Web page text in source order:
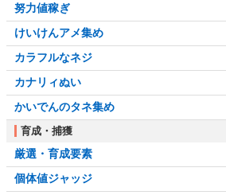
努力値稼ぎ
けいけんアメ集め
カラフルなネジ
カナリィぬい
かいでんのタネ集め
育成・捕獲
厳選・育成要素
個体値ジャッジ